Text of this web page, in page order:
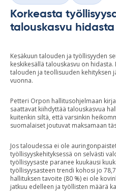
Korkeasta
talouskasvu hidasta
Kesäkuun talouden ja työllisyyden
keskikesällä talouskasvu on
talouden ja teollisuuden kehityksen
vuonna.
Petteri Orpon hallitusohjelmaan
saattavat kiihdyttää talouskasvua
kuitenkin siltä, että varsinkin
suomalaiset joutuvat maksamaan
Jos taloudessa ei ole
työllisyyskehityksessä on selvästi
työllisyysaste paranee kuukausi
työllisyysasteen trendi kohosi jo
hallituksen tavoite (80 %) ei ole
jatkuu edelleen ja työllisten määrä